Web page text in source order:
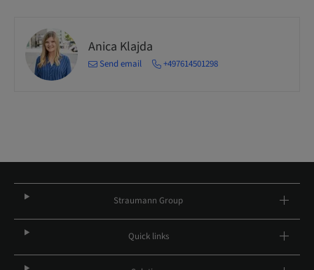
Anica Klajda
Send email +497614501298
Straumann Group
Quick links